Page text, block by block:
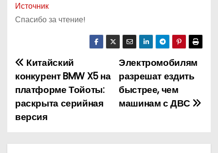
Источник
Спасибо за чтение!
Н
а
в
г
Электромобилям
разрешат ездить
быстрее, чем
машинам с ДВС
Китайский
конкурент BMW X5 на
платформе Тойоты:
раскрыта серийная
версия